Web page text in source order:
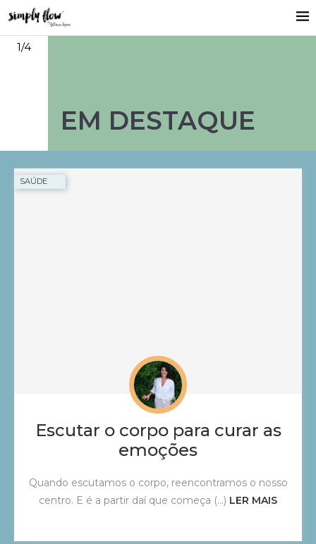
1/4
EM DESTAQUE
SAÚDE
Escutar o corpo para curar as
emoções
Quando escutamos o corpo, reencontramos o nosso
centro. E é a partir daí que começa (...) LER MAIS